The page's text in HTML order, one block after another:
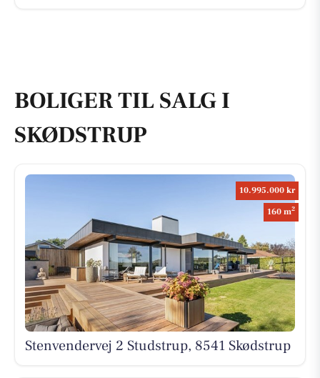
BOLIGER TIL SALG I
SKØDSTRUP
10.995.000 kr
160 m2
Stenvendervej 2 Studstrup, 8541 Skødstrup